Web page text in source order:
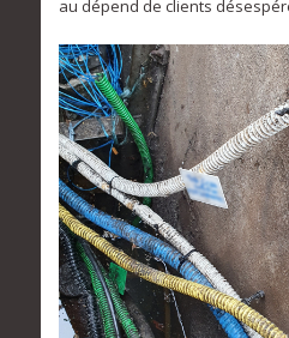
au dépend de clients